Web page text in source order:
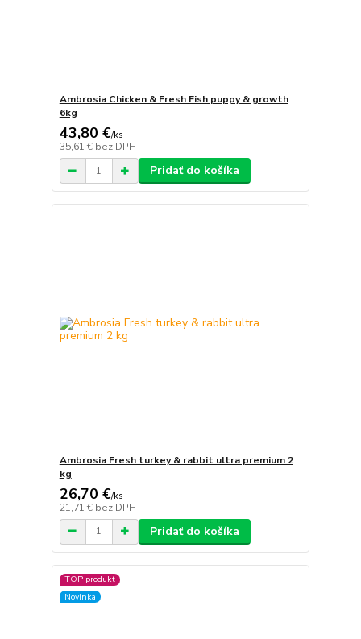
Ambrosia Chicken & Fresh Fish puppy & growth
6kg
43,80 €/ks
35,61 € bez DPH
Pridať do košíka
Ambrosia Fresh turkey & rabbit ultra premium 2
kg
26,70 €/ks
21,71 € bez DPH
Pridať do košíka
TOP produkt
Novinka